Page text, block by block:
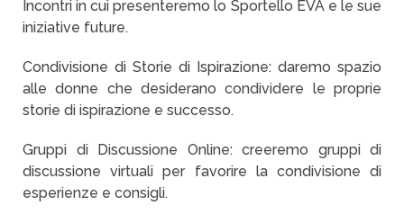
Incontri in cui presenteremo lo Sportello EVA e le sue
iniziative future.
Condivisione di Storie di Ispirazione: daremo spazio
alle donne che desiderano condividere le proprie
storie di ispirazione e successo.
Gruppi di Discussione Online: creeremo gruppi di
discussione virtuali per favorire la condivisione di
esperienze e consigli.